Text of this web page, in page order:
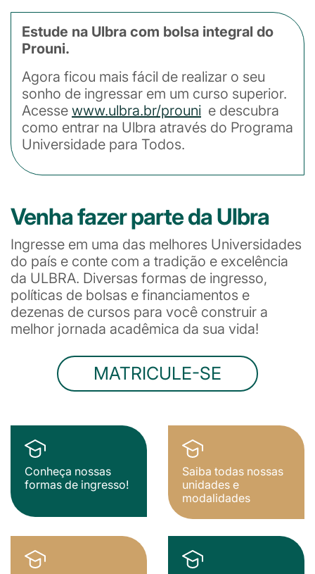
Estude na Ulbra com bolsa integral do
Prouni.
Agora ficou mais fácil de realizar o seu
sonho de ingressar em um curso superior.
Acesse www.ulbra.br/prouni e descubra
como entrar na Ulbra através do Programa
Universidade para Todos.
Venha fazer parte da Ulbra
Ingresse em uma das melhores Universidades
do país e conte com a tradição e excelência
da ULBRA. Diversas formas de ingresso,
políticas de bolsas e financiamentos e
dezenas de cursos para você construir a
melhor jornada acadêmica da sua vida!
MATRICULE-SE
Conheça nossas
formas de ingresso!
Saiba todas nossas
unidades e
modalidades